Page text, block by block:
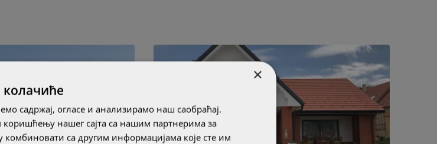
×
колачиће
садржај, огласе и анализирамо наш саобраћај.
нашег сајта са нашим партнерима за
са другим информацијама које сте им